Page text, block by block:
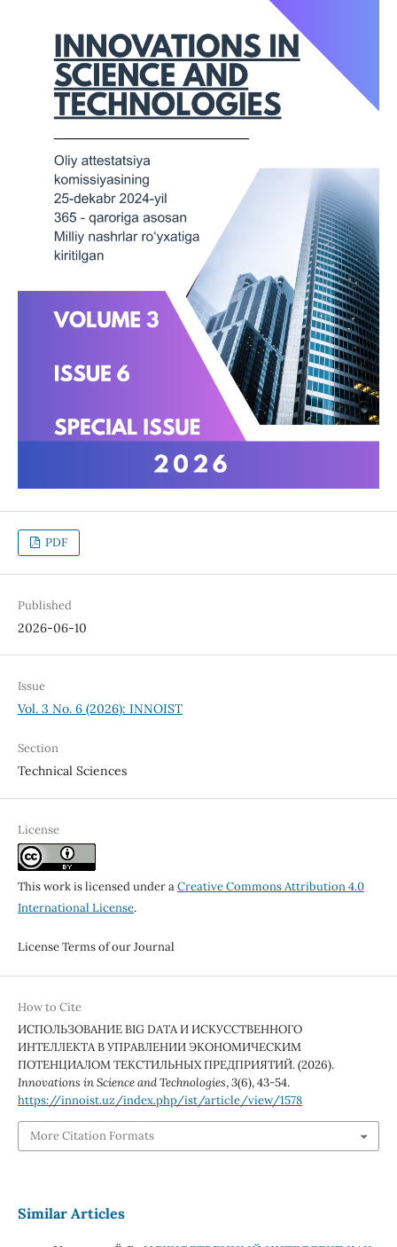
PDF
Published
2026-06-10
Issue
Vol. 3 No. 6 (2026): INNOIST
Section
Technical Sciences
License
This work is licensed under aCreative Commons Attribution 4.0
International License.
License Terms of our Journal
How to Cite
ИСПОЛЬЗОВАНИЕ BIG DATA И ИСКУССТВЕННОГО
ИНТЕЛЛЕКТА В УПРАВЛЕНИИ ЭКОНОМИЧЕСКИМ
ПОТЕНЦИАЛОМ ТЕКСТИЛЬНЫХ ПРЕДПРИЯТИЙ. (2026).
Innovations in Science and Technologies,3(6), 43-54.
https://innoist.uz/index.php/ist/article/view/1578
More Citation Formats
Similar Articles